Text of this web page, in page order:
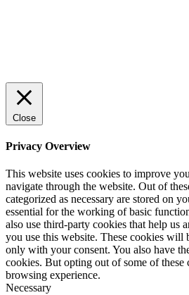
Close
Privacy Overview
This website uses cookies to improve
navigate through the website. Out of
categorized as necessary are stored on
essential for the working of basic
also use third-party cookies that help us
you use this website. These cookies will
only with your consent. You also have
cookies. But opting out of some of these
browsing experience.
Necessary